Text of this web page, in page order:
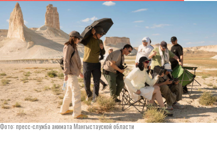
Фото: пресс-служба акимата Мангыстауской области